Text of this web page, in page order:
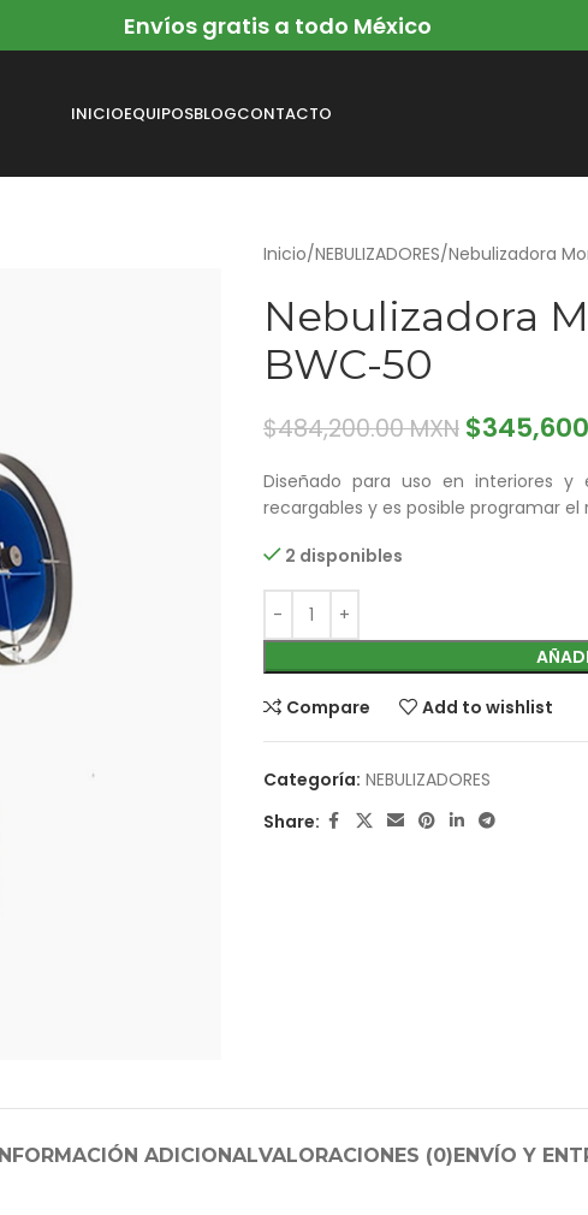
Envíos gratis a todo México
INICIOEQUIPOSBLOGCONTACTO
Inicio NEBULIZADORES Nebulizadora
Nebulizadora
BWC-50
$484,200.00 MXN $
Diseñado para uso en interiores
recargables y es posible programar el
2 disponibles
Compare Add to wishlist
Categoría: NEBULIZADORES
Share:
INFORMACIÓN ADICIONALVALORACIONES (0) ENVÍO Y